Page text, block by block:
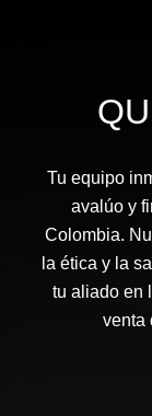
Tu equipo
avalúo y
Colombia.
la ética y la
tu aliado en
venta